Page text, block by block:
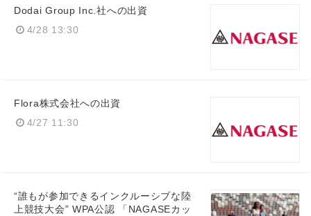
Dodai Group Inc.社への出資
4/28 13:30
Flora株式会社への出資
4/27 11:30
“誰もが参加できるインクルーシブな陸
上競技大会” WPA公認 「NAGASEカッ